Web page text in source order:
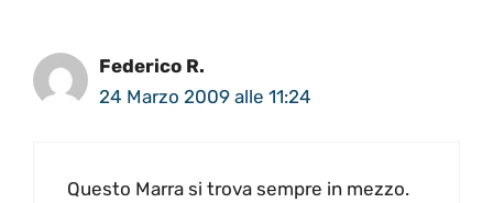
Federico R.
24 Marzo 2009 alle 11:24
Questo Marra si trova sempre in mezzo.